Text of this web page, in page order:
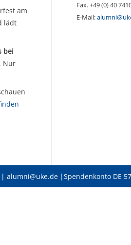
am
lädt
bei
Nur
Fax. +49 (0) 40
E-Mail:
|Spendenkonto DE 57